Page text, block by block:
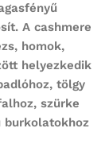
A cashmere
homok,
helyezkedik
tölgy
szürke
burkolatokhoz